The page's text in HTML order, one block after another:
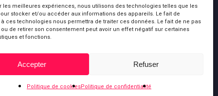
les meilleures expériences, nous utilisons des technologies telles que les
stocker et/ou accéder aux informations des appareils. Le fait de
ces technologies nous permettra de traiter ces données. Le fait de ne pas
de retirer son consentement peut avoir un effet négatif sur certaines
et fonctions.
Accepter Refuser
Politique de cookiesPolitique de confidentialité
le panier Commander